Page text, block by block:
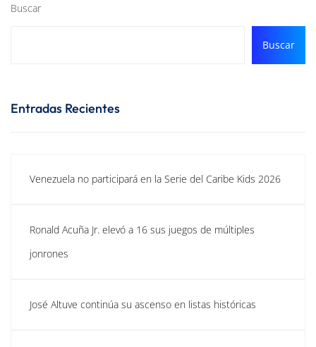
Buscar
Buscar
Entradas Recientes
Venezuela no participará en la Serie del Caribe Kids 2026
Ronald Acuña Jr. elevó a 16 sus juegos de múltiples
jonrones
José Altuve continúa su ascenso en listas históricas